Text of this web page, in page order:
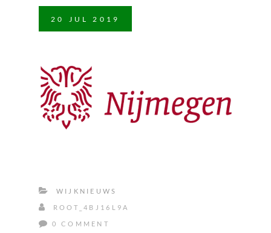
20 JUL 2019
WIJKNIEUWS
ROOT_4BJ16L9A
0 COMMENT